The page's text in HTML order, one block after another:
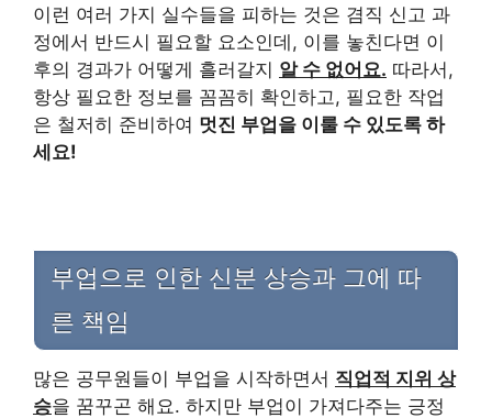
이런 여러 가지 실수들을 피하는 것은 겸직 신고 과
정에서 반드시 필요할 요소인데, 이를 놓친다면 이
후의 경과가 어떻게 흘러갈지 알 수 없어요. 따라서,
항상 필요한 정보를 꼼꼼히 확인하고, 필요한 작업
은 철저히 준비하여 멋진 부업을 이룰 수 있도록 하
세요!
부업으로 인한 신분 상승과 그에 따
른 책임
많은 공무원들이 부업을 시작하면서 직업적 지위 상
승을 꿈꾸곤 해요. 하지만 부업이 가져다주는 긍정